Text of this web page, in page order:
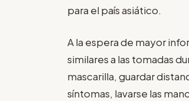
para el país asiático.
A la espera de mayor
similares a las tomadas
mascarilla, guardar
síntomas, lavarse las